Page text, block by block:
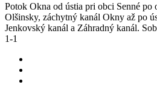
Potok Okna od ústia pri obci Senné po
Olšinsky, záchytný kanál Okny až po
Jenkovský kanál a Záhradný kanál.
1-1